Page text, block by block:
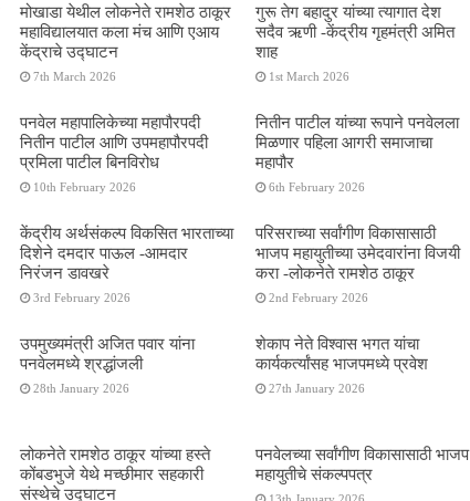
मोखाडा येथील लोकनेते रामशेठ ठाकूर
महाविद्यालयात कला मंच आणि एआय
केंद्राचे उद्घाटन
7th March 2026
गुरू तेग बहादुर यांच्या त्यागात देश
सदैव ऋणी -केंद्रीय गृहमंत्री अमित
शाह
1st March 2026
पनवेल महापालिकेच्या महापौरपदी
नितीन पाटील आणि उपमहापौरपदी
प्रमिला पाटील बिनविरोध
10th February 2026
नितीन पाटील यांच्या रूपाने पनवेलला
मिळणार पहिला आगरी समाजाचा
महापौर
6th February 2026
केंद्रीय अर्थसंकल्प विकसित भारताच्या
दिशेने दमदार पाऊल -आमदार
निरंजन डावखरे
3rd February 2026
परिसराच्या सर्वांगीण विकासासाठी
भाजप महायुतीच्या उमेदवारांना विजयी
करा -लोकनेते रामशेठ ठाकूर
2nd February 2026
उपमुख्यमंत्री अजित पवार यांना
पनवेलमध्ये श्रद्धांजली
28th January 2026
शेकाप नेते विश्वास भगत यांचा
कार्यकर्त्यांसह भाजपमध्ये प्रवेश
27th January 2026
लोकनेते रामशेठ ठाकूर यांच्या हस्ते
कोंबडभुजे येथे मच्छीमार सहकारी
संस्थेचे उद्घाटन
पनवेलच्या सर्वांगीण विकासासाठी भाजप
महायुतीचे संकल्पपत्र